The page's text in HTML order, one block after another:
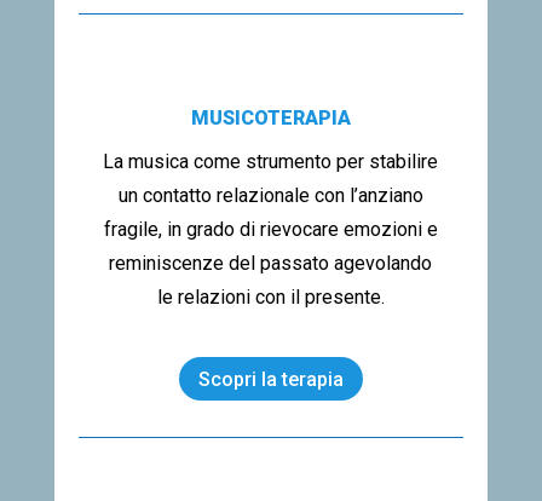
MUSICOTERAPIA
La musica come strumento per stabilire
un contatto relazionale con l’anziano
fragile, in grado di rievocare emozioni e
reminiscenze del passato agevolando
le relazioni con il presente.
Scopri la terapia